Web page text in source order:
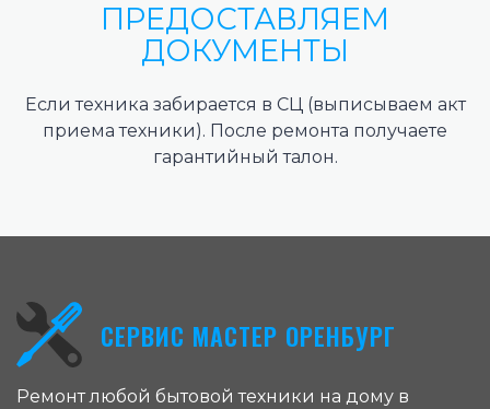
ПРЕДОСТАВЛЯЕМ
ДОКУМЕНТЫ
Если техника забирается в СЦ (выписываем акт
приема техники). После ремонта получаете
гарантийный талон.
СЕРВИС МАСТЕР ОРЕНБУРГ
Ремонт любой бытовой техники на дому в